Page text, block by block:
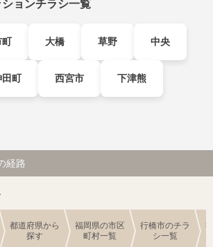
ョンチラシ一覧
町 大橋 草野 中央
田町 西宮市 下津熊
経路
都道府県から
探す
福岡県の市区
町村一覧
行橋市のチラ
シ一覧